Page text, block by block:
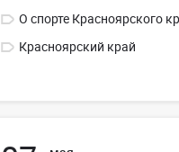
О спорте Красноярского
Красноярский край